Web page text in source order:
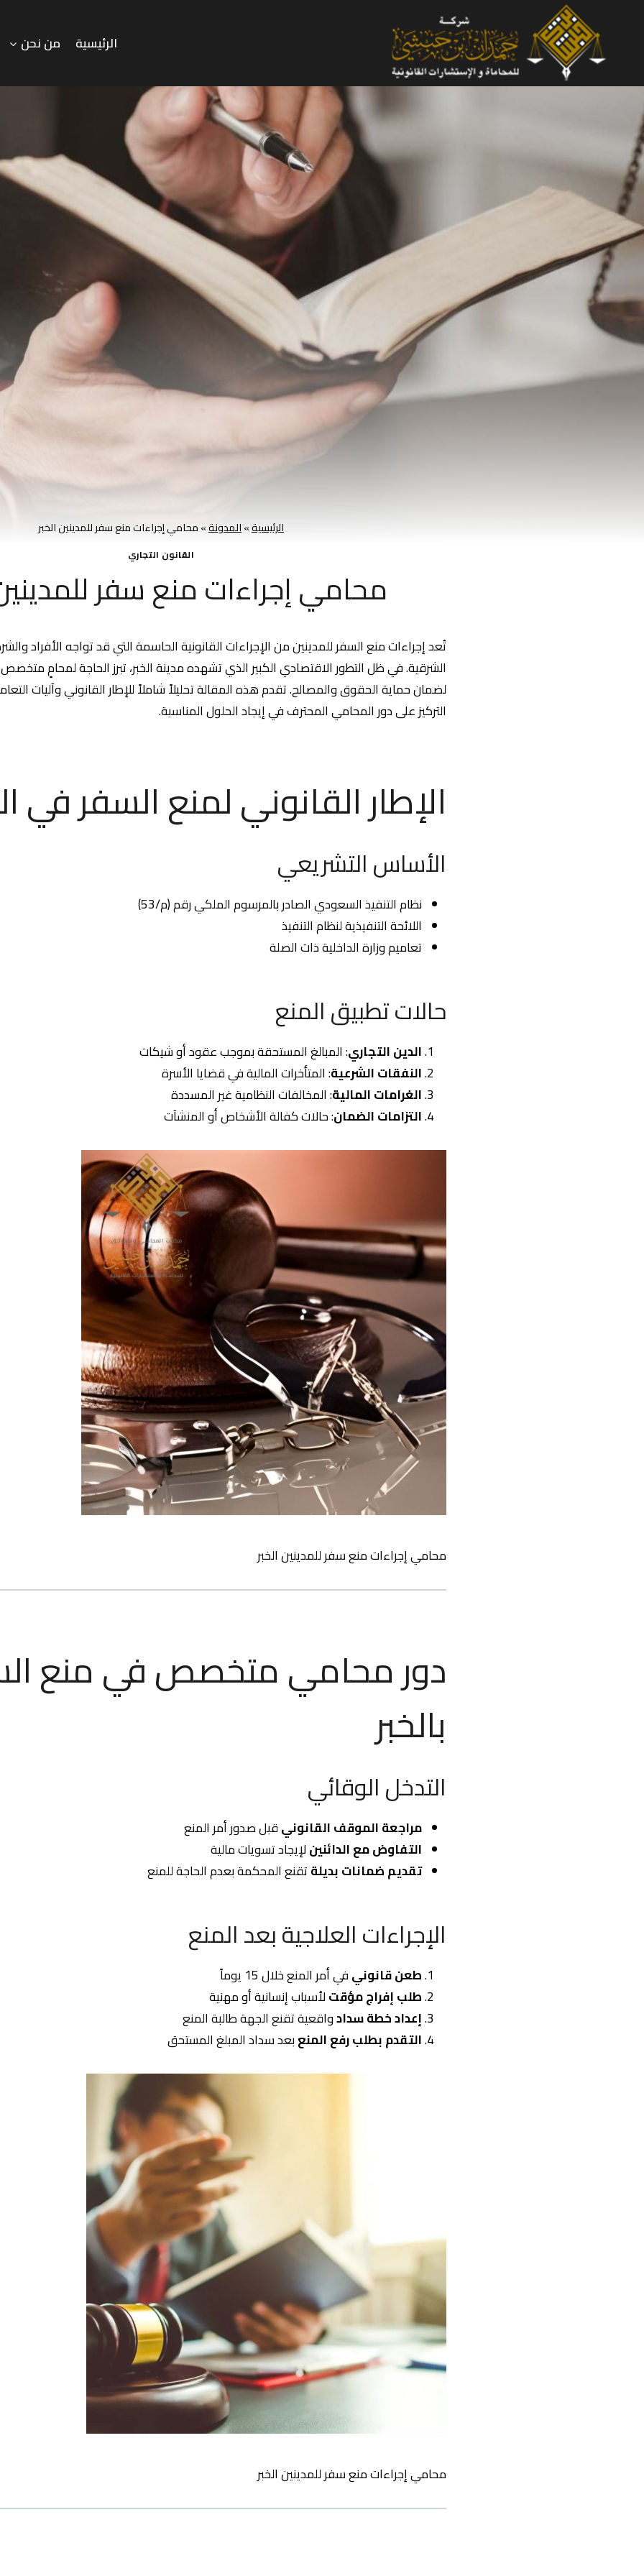
المحتوى
الرئيسية من نحن
الرئيسية»المدونة»محامي إجراءات منع سفر للمدينين الخبر
القانون التجاري
محامي إجراءات منع سفر
تُعد إجراءات منع السفر للمدينين من الإجراءات القانونية الحاسمة التي قد تواجه الأفراد
الشرقية. في ظل التطور الاقتصادي الكبير الذي تشهده مدينة الخبر، تبرز الحاجة لمحامٍ
لضمان حماية الحقوق والمصالح. تقدم هذه المقالة تحليلاً شاملاً للإطار القانوني وآليات
التركيز على دور المحامي المحترف في إيجاد الحلول المناسبة.
الإطار القانوني لمنع السفر في
الأساس التشريعي
نظام التنفيذ السعودي الصادر بالمرسوم الملكي رقم (م/53)
اللائحة التنفيذية لنظام التنفيذ
تعاميم وزارة الداخلية ذات الصلة
حالات تطبيق المنع
الدين التجاري: المبالغ المستحقة بموجب عقود أو شيكات
النفقات الشرعية: المتأخرات المالية في قضايا الأسرة
الغرامات المالية: المخالفات النظامية غير المسددة
التزامات الضمان: حالات كفالة الأشخاص أو المنشآت
محامي إجراءات منع سفر للمدينين الخبر
دور محامي متخصص في منع
بالخبر
التدخل الوقائي
مراجعة الموقف القانونيقبل صدور أمر المنع
التفاوض مع الدائنينلإيجاد تسويات مالية
تقديم ضمانات بديلةتقنع المحكمة بعدم الحاجة للمنع
الإجراءات العلاجية بعد المنع
طعن قانونيفي أمر المنع خلال 15 يوماً
طلب إفراج مؤقتلأسباب إنسانية أو مهنية
إعداد خطة سدادواقعية تقنع الجهة طالبة المنع
التقدم بطلب رفع المنعبعد سداد المبلغ المستحق
محامي إجراءات منع سفر للمدينين الخبر